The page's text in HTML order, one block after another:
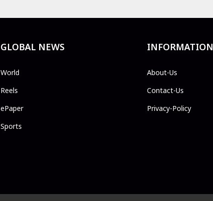
GLOBAL NEWS
World
Reels
ePaper
Sports
INFORMATION
About-Us
Contact-Us
Privacy-Policy